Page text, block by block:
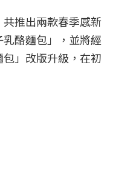
推出兩款春季感新
酪麵包」，並將經
」改版升級，在初